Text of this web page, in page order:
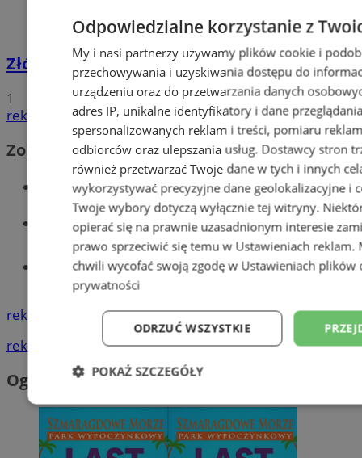
Złóż wniosek o dodatek węglowy
1
reklama
Zobacz również
Wiadomości kryminalne w Wodzisławiu
Wiadomości lokalne
Tworzenie stron www - Wodzisław
Śląski
reklama
reklama
Ogłoszenia
Odpowiedzialne korzystanie z
My i nasi partnerzy używamy plików cookie i
przechowywania i uzyskiwania dostępu do
urządzeniu oraz do przetwarzania danych
adres IP, unikalne identyfikatory i dane
spersonalizowanych reklam i treści, pomiaru
odbiorców oraz ulepszania usług. Dostawcy stron
również przetwarzać Twoje dane w tych i innych
wykorzystywać precyzyjne dane geolokalizacyjne i
Twoje wybory dotyczą wyłącznie tej witryny.
opierać się na prawnie uzasadnionym interesie
prawo sprzeciwić się temu w Ustawieniach reklam.
chwili wycofać swoją zgodę w Ustawieniach plików
prywatności
ODRZUĆ WSZYSTKIE
POKAŻ SZCZEGÓŁY
Niezbędne Wydajność